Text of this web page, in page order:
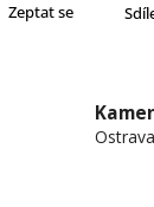
Zeptat se